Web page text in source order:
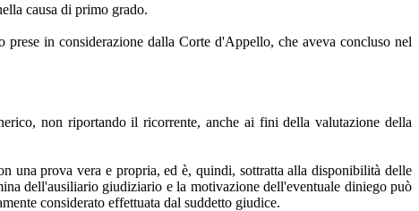
causa di primo grado.
in considerazione dalla Corte d'Appello, che aveva concluso nel
non riportando il ricorrente, anche ai fini della valutazione della
una prova vera e propria, ed è, quindi, sottratta alla disponibilità delle
dell'ausiliario giudiziario e la motivazione dell'eventuale diniego può
considerato effettuata dal suddetto giudice.